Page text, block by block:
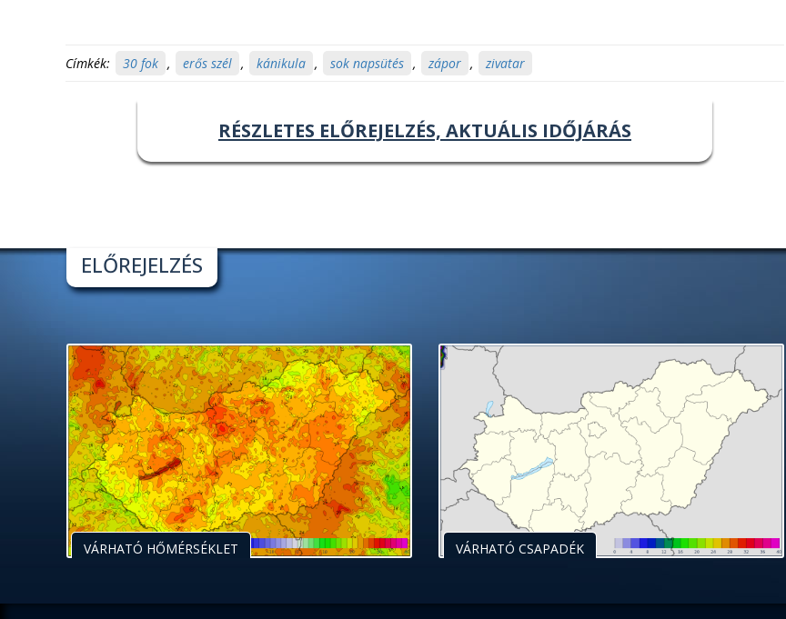
Címkék: 30 fok , erős szél , kánikula , sok napsütés , zápor , zivatar
RÉSZLETES ELŐREJELZÉS, AKTUÁLIS IDŐJÁRÁS
ELŐREJELZÉS
VÁRHATÓ HŐMÉRSÉKLET VÁRHATÓ CSAPADÉK